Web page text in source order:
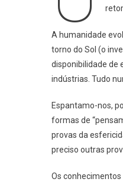
A humanidade
torno do Sol (o
disponibilidade de
indústrias. Tudo
Espantamo-nos,
formas de
provas da
preciso outras
Os